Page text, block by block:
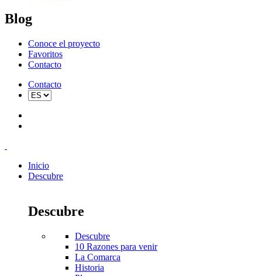
Blog
Conoce el proyecto
Favoritos
Contacto
Contacto
Inicio
Descubre
Descubre
Descubre
10 Razones para venir
La Comarca
Historia